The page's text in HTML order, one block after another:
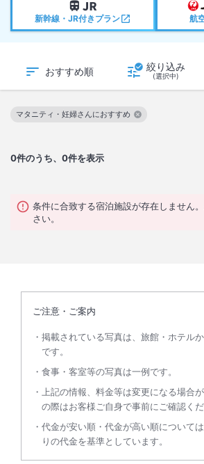
新幹線・JR付きプラン 航
おすすめ順 絞り込み
(選択中)
0件のうち、0件を表示
マタニティ・妊婦さんにおすすめ
この絞り込み条件を解除
条件に合致する宿泊施設が存在しません
さい。
ご注意・ご案内
掲載されている写真は、旅館・ホテル
です。
食事・客室等の写真は一例です。
上記の情報、料金等は変更になる場合
の際はお客様ご自身で事前にご確認くだ
代金が安い順・代金が高い順について
りの代金を基準としています。